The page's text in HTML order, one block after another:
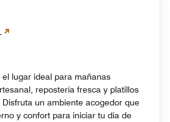
lugar ideal para mañanas
repostería fresca y platillos
un ambiente acogedor que
y confort para iniciar tu día de